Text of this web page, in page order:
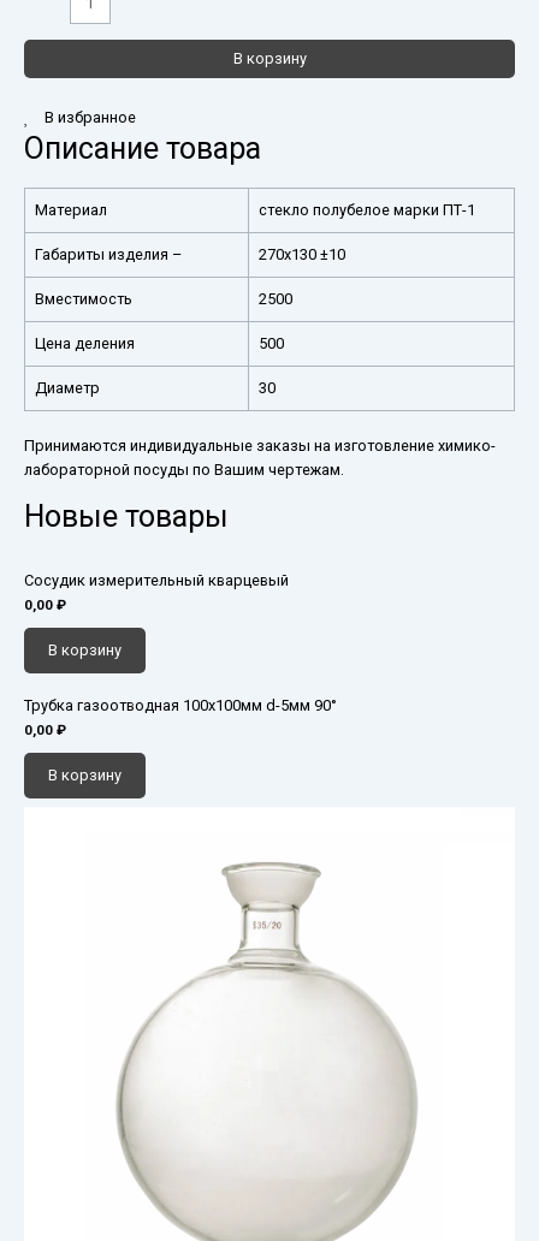
В корзину
В избранное
Описание товара
Материал стекло полубелое марки ПТ-1
Габариты изделия – 270х130 ±10
Вместимость 2500
Цена деления 500
Диаметр 30
Принимаются индивидуальные заказы на изготовление химико-
лабораторной посуды по Вашим чертежам.
Новые товары
Сосудик измерительный кварцевый
0,00 ₽
В корзину
Трубка газоотводная 100х100мм d-5мм 90°
0,00 ₽
В корзину